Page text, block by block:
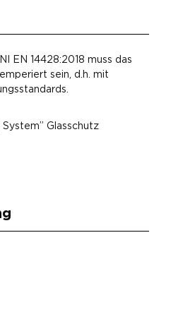
EN 14428:2018 muss das
sein, d.h. mit
System” Glasschutz